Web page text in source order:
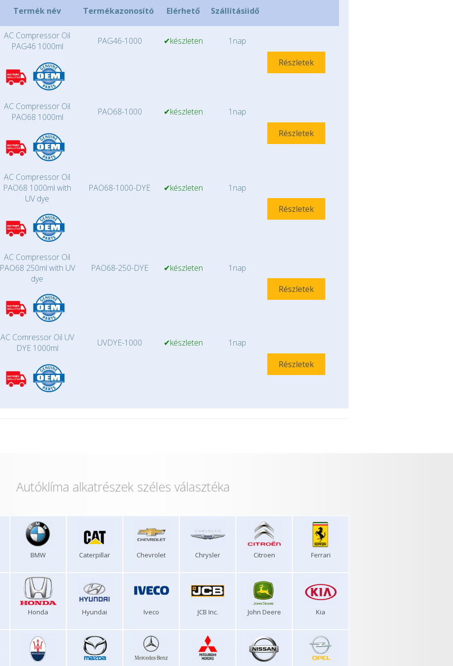
Termék név Termékazonosító Elérhető Szállításiidő
AC Compressor Oil
PAG46 1000ml
PAG46-1000 ✔készleten
1nap
Részletek
AC Compressor Oil
PAO68 1000ml
PAO68-1000 ✔készleten
1nap
Részletek
AC Compressor Oil
PAO68 1000ml with
UV dye
PAO68-1000-DYE ✔készleten
1nap
Részletek
AC Compressor Oil
PAO68 250ml with UV
dye
PAO68-250-DYE ✔készleten
1nap
Részletek
AC Comressor Oil UV
DYE 1000ml
UVDYE-1000 ✔készleten
1nap
Részletek
Autóklíma alkatrészek széles választéka
BMW Caterpillar Chevrolet Chrysler Citroen Ferrari
Honda Hyundai Iveco JCB Inc. John Deere Kia